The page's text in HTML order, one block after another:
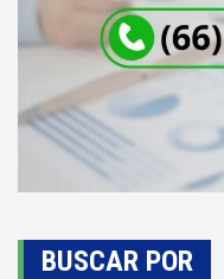
BUSCAR POR